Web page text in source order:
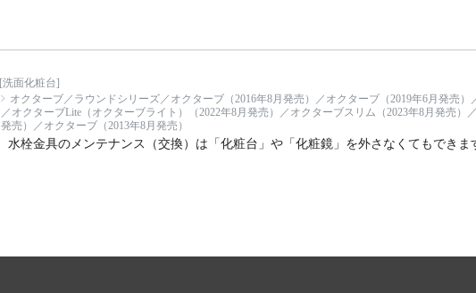
[洗面化粧台]
オクターブ／ラウンドシリーズ／オクターブ（2016年8月発売）／オクターブ（2019年6月発売
／オクターブLite（オクターブライト）（2022年8月発売）／オクターブスリム（2023年8月発売）
発売）／オクターブ（2013年8月発売）
水栓金具のメンテナンス（交換）は「化粧台」や「化粧鏡」を外さなくてもできま